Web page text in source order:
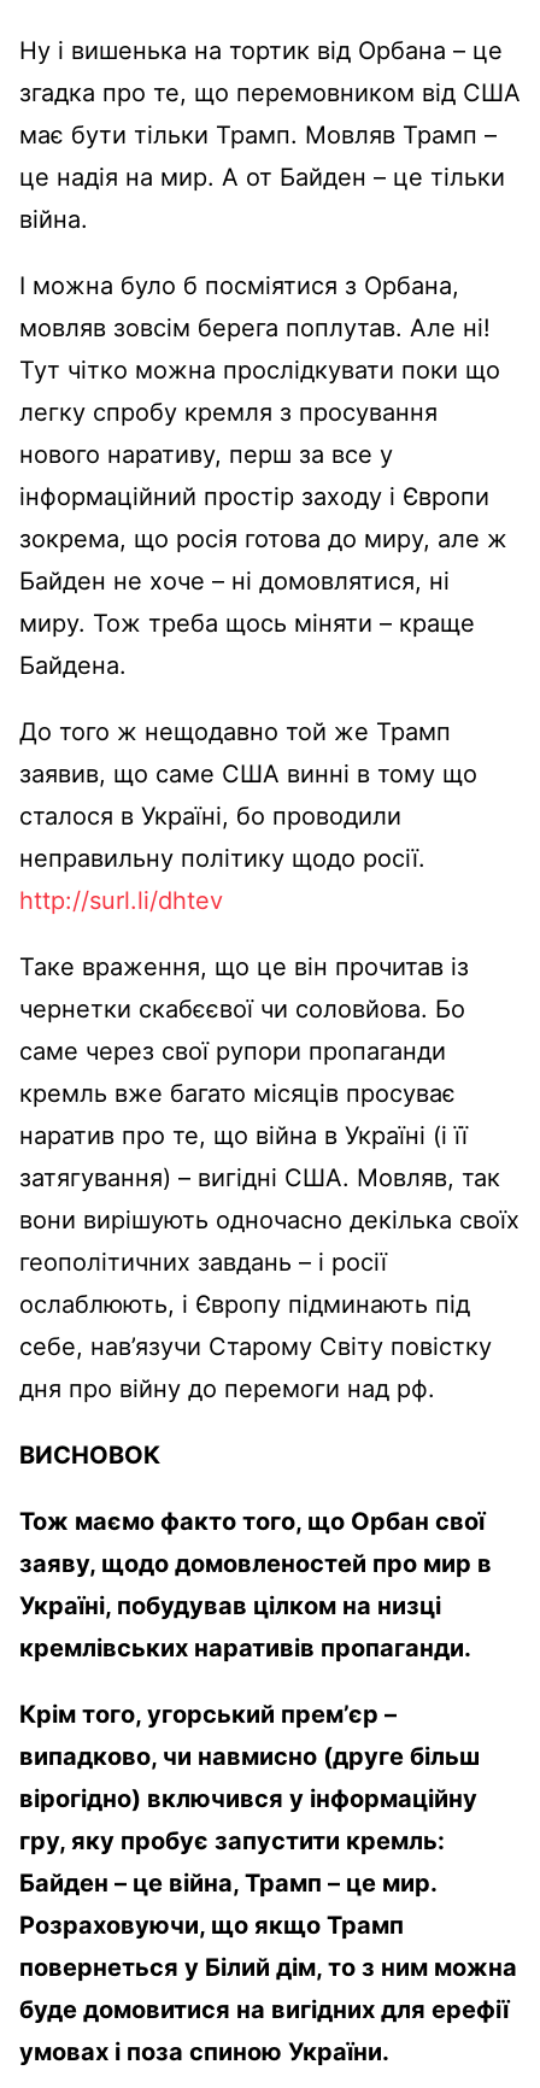
Ну і вишенька на тортик від Орбана – це
згадка про те, що перемовником від США
має бути тільки Трамп. Мовляв Трамп –
це надія на мир. А от Байден – це тільки
війна.
І можна було б посміятися з Орбана,
мовляв зовсім берега поплутав. Але ні!
Тут чітко можна прослідкувати поки що
легку спробу кремля з просування
нового наративу, перш за все у
інформаційний простір заходу і Європи
зокрема, що росія готова до миру, але ж
Байден не хоче – ні домовлятися, ні
миру. Тож треба щось міняти – краще
Байдена.
До того ж нещодавно той же Трамп
заявив, що саме США винні в тому що
сталося в Україні, бо проводили
неправильну політику щодо росії.
http://surl.li/dhtev
Таке враження, що це він прочитав із
чернетки скабєєвої чи соловйова. Бо
саме через свої рупори пропаганди
кремль вже багато місяців просуває
наратив про те, що війна в Україні (і її
затягування) – вигідні США. Мовляв, так
вони вирішують одночасно декілька своїх
геополітичних завдань – і росії
ослаблюють, і Європу підминають під
себе, нав’язучи Старому Світу повістку
дня про війну до перемоги над рф.
ВИСНОВОК
Тож маємо факто того, що Орбан свої
заяву, щодо домовленостей про мир в
Україні, побудував цілком на низці
кремлівських наративів пропаганди.
Крім того, угорський прем’єр –
випадково, чи навмисно (друге більш
вірогідно) включився у інформаційну
гру, яку пробує запустити кремль:
Байден – це війна, Трамп – це мир.
Розраховуючи, що якщо Трамп
повернеться у Білий дім, то з ним можна
буде домовитися на вигідних для ерефії
умовах і поза спиною України.